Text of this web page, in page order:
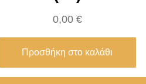
0,00 €
Προσθήκη στο καλάθι